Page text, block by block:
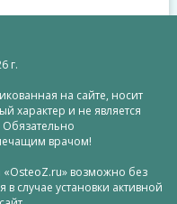
г.
на сайте, носит
характер и не является
врачом!
возможно без
случае установки активной